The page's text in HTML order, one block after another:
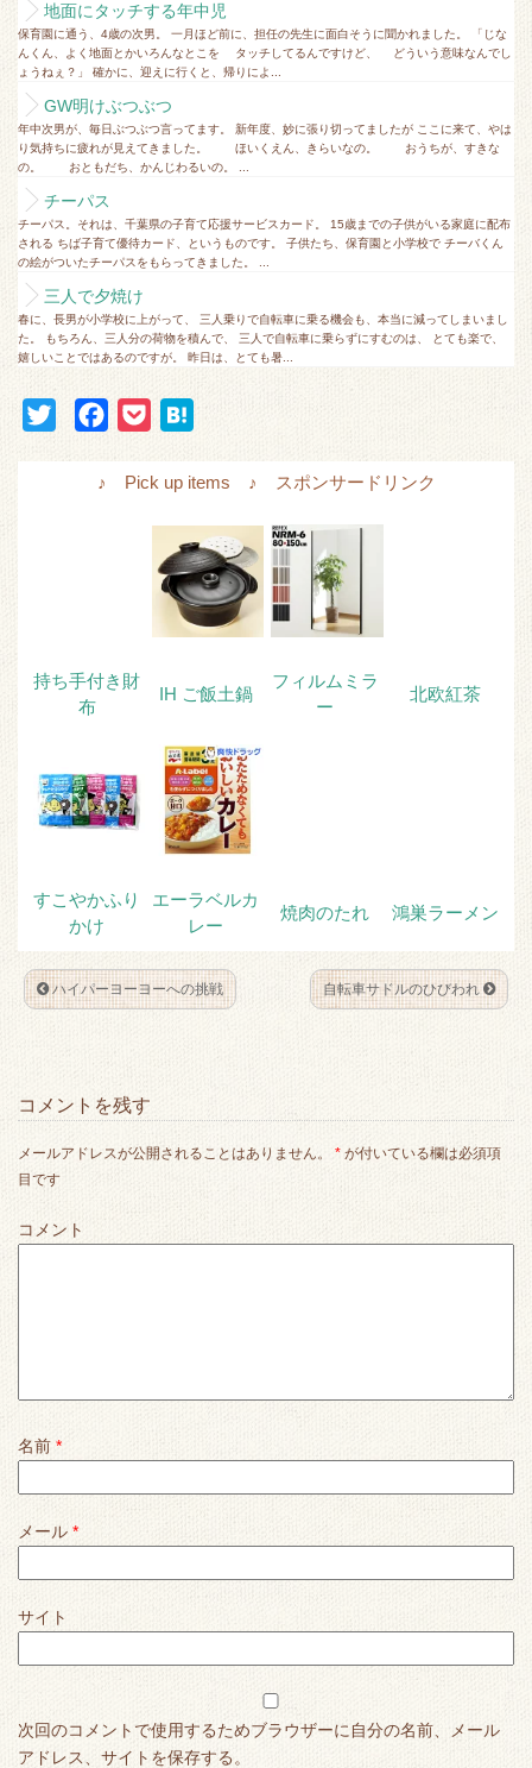
地面にタッチする年中児
保育園に通う、4歳の次男。 一月ほど前に、担任の先生に面白そうに聞かれました。 「じな
んくん、よく地面とかいろんなとこを タッチしてるんですけど、 どういう意味なんでし
ょうねぇ？」 確かに、迎えに行くと、帰りによ...
GW明けぶつぶつ
年中次男が、毎日ぶつぶつ言ってます。 新年度、妙に張り切ってましたが ここに来て、やは
り気持ちに疲れが見えてきました。 ほいくえん、きらいなの。 おうちが、すきな
の。 おともだち、かんじわるいの。 ...
チーパス
チーパス。それは、千葉県の子育て応援サービスカード。 15歳までの子供がいる家庭に配布
される ちば子育て優待カード、というものです。 子供たち、保育園と小学校で チーバくん
の絵がついたチーパスをもらってきました。 ...
三人で夕焼け
春に、長男が小学校に上がって、 三人乗りで自転車に乗る機会も、本当に減ってしまいまし
た。 もちろん、三人分の荷物を積んで、 三人で自転車に乗らずにすむのは、 とても楽で、
嬉しいことではあるのですが。 昨日は、とても暑...
c
t
n
a
♪ Pick up items ♪ スポンサードリンク
持ち手付き財
布
IH ご飯土鍋
フィルムミラ
ー
北欧紅茶
すこやかふり
かけ
エーラベルカ
レー
焼肉のたれ 鴻巣ラーメン
ハイパーヨーヨーへの挑戦 自転車サドルのひびわれ
コメントを残す
メールアドレスが公開されることはありません。 * が付いている欄は必須項
目です
コメント
名前 *
メール *
サイト
次回のコメントで使用するためブラウザーに自分の名前、メール
アドレス、サイトを保存する。